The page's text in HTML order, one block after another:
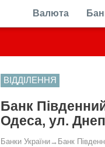
Валюта
ВІДДІЛЕННЯ
Банк
Одеса, ул.
Банки України→ Банк